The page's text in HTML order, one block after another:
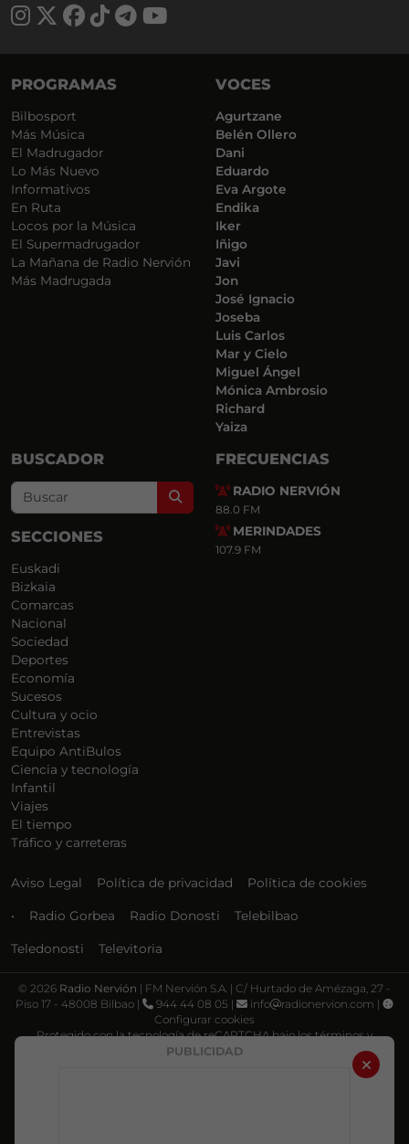
PUBLICIDAD
PROGRAMAS
Bilbosport
Más Música
El Madrugador
Lo Más Nuevo
Informativos
En Ruta
Locos por la Música
El Supermadrugador
La Mañana de Radio Nervión
Más Madrugada
VOCES
Agurtzane
Belén Ollero
Dani
Eduardo
Eva Argote
Endika
Iker
Iñigo
Javi
Jon
José Ignacio
Joseba
Luis Carlos
Mar y Cielo
Miguel Ángel
Mónica Ambrosio
Richard
Yaiza
BUSCADOR
Search
SECCIONES
Euskadi
Bizkaia
Comarcas
Nacional
Sociedad
Deportes
Economía
Sucesos
Cultura y ocio
Entrevistas
Equipo AntiBulos
Ciencia y tecnología
Infantil
Viajes
El tiempo
Tráfico y carreteras
FRECUENCIAS
RADIO NERVIÓN
88.0 FM
MERINDADES
107.9 FM
Aviso Legal Política de privacidad Política de cookies
• Radio Gorbea Radio Donosti Telebilbao
Teledonosti Televitoria
© 2026 Radio Nervión | FM Nervión S.A. | C/ Hurtado de Amézaga, 27 -
Piso 17 - 48008 Bilbao |
944 44 08 05 | info
radionervion.com |
Configurar cookies
Protegido con la tecnología de reCAPTCHA bajo los términos y
Política de privacidad Términos de servicio